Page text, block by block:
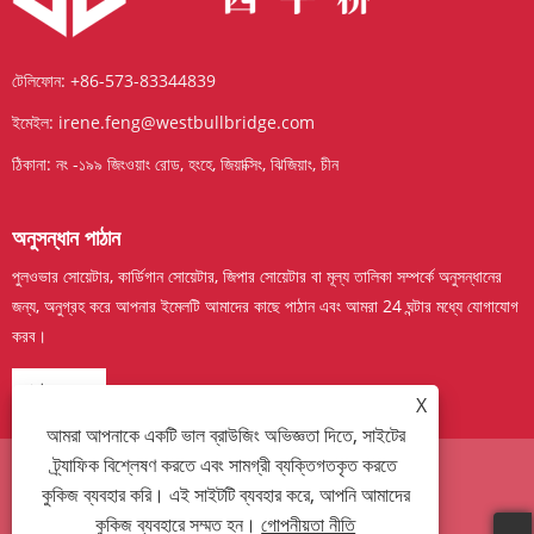
টেলিফোন: +86-573-83344839
ইমেইল: irene.feng@westbullbridge.com
ঠিকানা: নং -১৯৯ জিংওয়াং রোড, হংহে, জিয়াক্সিং, ঝিজিয়াং, চীন
অনুসন্ধান পাঠান
পুলওভার সোয়েটার, কার্ডিগান সোয়েটার, জিপার সোয়েটার বা মূল্য তালিকা সম্পর্কে অনুসন্ধানের
জন্য, অনুগ্রহ করে আপনার ইমেলটি আমাদের কাছে পাঠান এবং আমরা 24 ঘন্টার মধ্যে যোগাযোগ
করব।
এখন তদন্ত
Links Sitemap RSS XML গোপনীয়তা নীতি
X
আমরা আপনাকে একটি ভাল ব্রাউজিং অভিজ্ঞতা দিতে, সাইটের
ট্র্যাফিক বিশ্লেষণ করতে এবং সামগ্রী ব্যক্তিগতকৃত করতে
কুকিজ ব্যবহার করি। এই সাইটটি ব্যবহার করে, আপনি আমাদের
কুকিজ ব্যবহারে সম্মত হন।গোপনীয়তা নীতি